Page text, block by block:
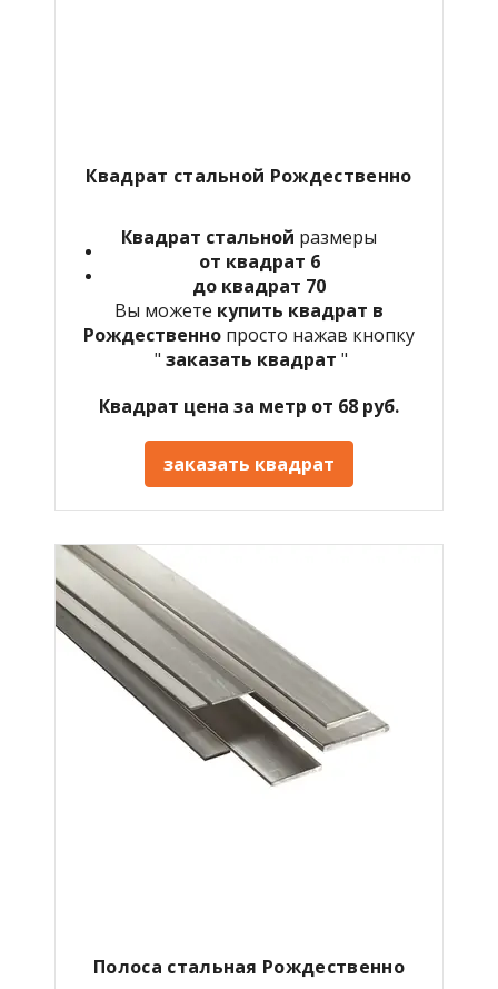
Квадрат стальной Рождественно
Квадрат стальной размеры
от квадрат 6
до квадрат 70
Вы можете купить квадрат в
Рождественно просто нажав кнопку
" заказать квадрат "
Квадрат цена за метр от 68 руб.
заказать квадрат
Полоса стальная Рождественно